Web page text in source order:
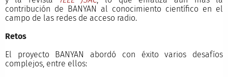
contribución de BANYAN al conocimiento científico en el
campo de las redes de acceso radio.
Retos
El proyecto BANYAN abordó con éxito varios desafíos
complejos, entre ellos: